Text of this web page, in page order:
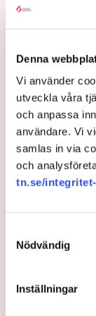
Denna
Vi använder
utveckla våra
och anpassa
användare. Vi
samlas in via
och
tn.se/
Nödvändig
Inställningar
Företagaren
funderar på
två säsonger.
sig”, säger
1 year ago | Av: